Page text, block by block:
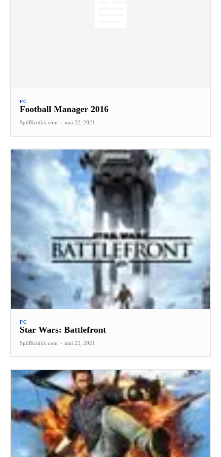
PC
Football Manager 2016
SpillKritikk.com - mai 22, 2021
PC
Star Wars: Battlefront
SpillKritikk.com - mai 22, 2021